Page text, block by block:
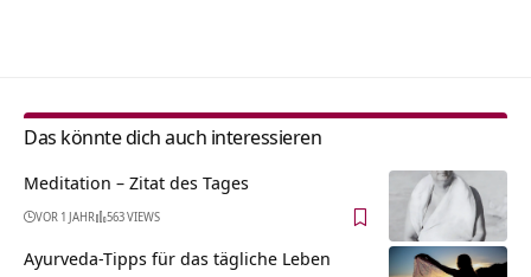
Das könnte dich auch interessieren
Meditation – Zitat des Tages
VOR 1 JAHR 563 VIEWS
Ayurveda-Tipps für das tägliche Leben